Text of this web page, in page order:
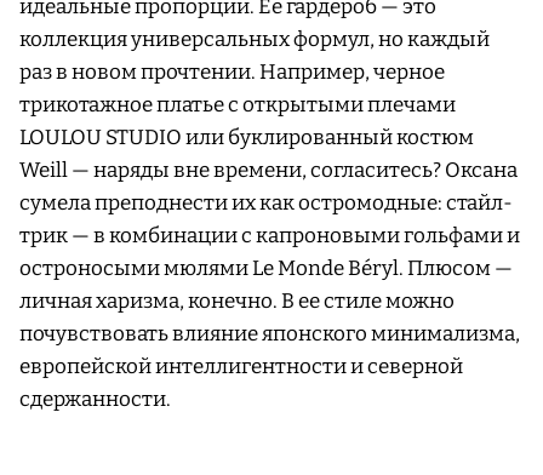
идеальные пропорции. Ее гардероб — это
коллекция универсальных формул, но каждый
раз в новом прочтении. Например, черное
трикотажное платье с открытыми плечами
LOULOU STUDIO или буклированный костюм
Weill — наряды вне времени, согласитесь? Оксана
сумела преподнести их как остромодные: стайл-
трик — в комбинации с капроновыми гольфами и
остроносыми мюлями Le Monde Béryl. Плюсом —
личная харизма, конечно. В ее стиле можно
почувствовать влияние японского минимализма,
европейской интеллигентности и северной
сдержанности.